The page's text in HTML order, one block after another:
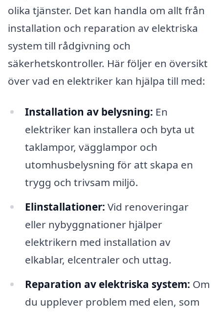
olika tjänster. Det kan handla om allt från
installation och reparation av elektriska
system till rådgivning och
säkerhetskontroller. Här följer en översikt
över vad en elektriker kan hjälpa till med:
Installation av belysning: En
elektriker kan installera och byta ut
taklampor, vägglampor och
utomhusbelysning för att skapa en
trygg och trivsam miljö.
Elinstallationer: Vid renoveringar
eller nybyggnationer hjälper
elektrikern med installation av
elkablar, elcentraler och uttag.
Reparation av elektriska system: Om
du upplever problem med elen, som